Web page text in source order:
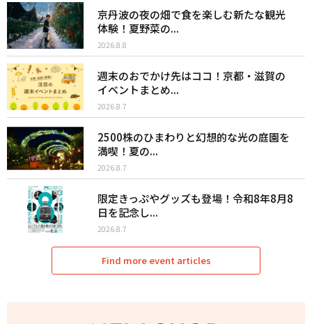
京丹波の夜の畑で食を楽しむ新たな観光
体験！夏野菜の...
2026.8.8
週末のおでかけ先はココ！京都・滋賀の
イベントまとめ...
2026.8.7
2500株のひまわりと幻想的な光の庭園を
満喫！夏の...
2026.8.7
限定きっぷやグッズも登場！令和8年8月8
日を記念し...
2026.8.7
Find more event articles